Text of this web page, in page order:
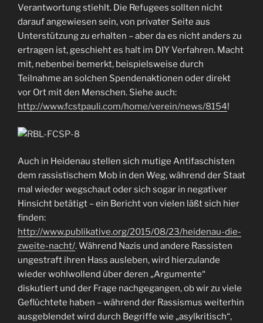
Verantwortung stiehlt. Die Refugees sollten nicht
darauf angewiesen sein, von privater Seite aus
Unterstützung zu erhalten – aber da es nicht anders zu
ertragen ist, geschieht es halt im DIY Verfahren. Macht
mit, nebenbei bemerkt, beispielsweise durch
Teilnahme an solchen Spendenaktionen oder direkt
vor Ort mit den Menschen. Siehe auch:
http://www.fcstpauli.com/home/verein/news/8154!
Auch in Heidenau stellen sich mutige Antifaschisten
dem rassistischem Mob in den Weg, während der Staat
mal wieder wegschaut oder sich sogar in negativer
Hinsicht betätigt – ein Bericht von vielen läßt sich hier
finden:
http://www.publikative.org/2015/08/23/heidenau-die-
zweite-nacht/. Während Nazis und andere Rassisten
ungestraft ihren Hass ausleben, wird hierzulande
wieder wohlwollend über deren „Argumente“
diskutiert und der Frage nachgegangen, ob wir zu viele
Geflüchtete haben – während der Rassismus weiterhin
ausgeblendet wird durch Begriffe wie „asylkritisch“,